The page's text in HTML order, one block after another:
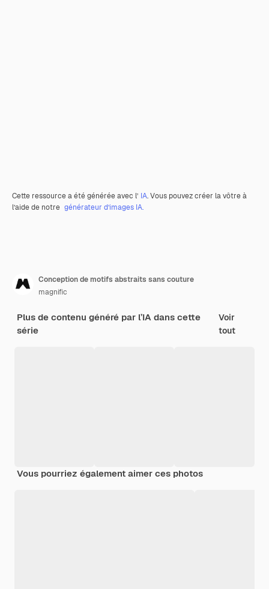
Cette ressource a été générée avec l’ IA. Vous pouvez créer la vôtre à
l’aide de notre générateur d’images IA.
Conception de motifs abstraits sans couture
magnific
Plus de contenu généré par l’IA dans cette
série
Voir
tout
Vous pourriez également aimer ces photos